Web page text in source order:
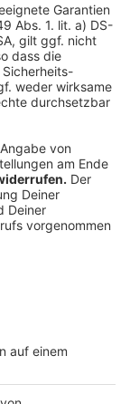
täglichen
dafür
müsste der
verteilt
noch zu